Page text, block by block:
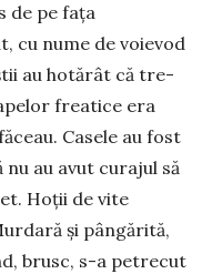
de pe fața
cu nume de voievod
au hotărât că tre­
freatice era
Casele au fost
au avut curajul să
Hoții de vite
și pân­gărită,
brusc, s-a petrecut